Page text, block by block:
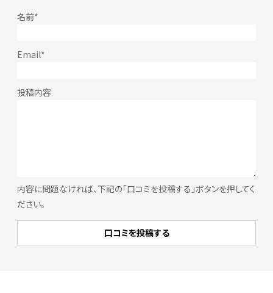
内容に問題なければ、下記の「口コミを投稿する」ボタンを押してく
ださい。